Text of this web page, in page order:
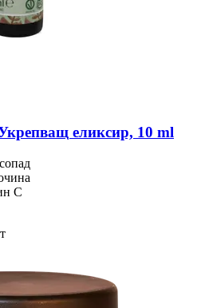
еликсир, 10 ml
С